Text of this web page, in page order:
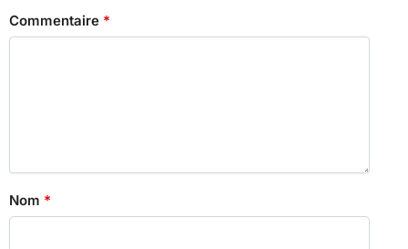
Commentaire *
Nom *